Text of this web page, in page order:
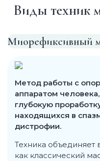
Виды техник
Миорефиксивный
Метод работы с
аппаратом
глубокую
находящихся в
дистрофии.
Техника объединяет
как классический